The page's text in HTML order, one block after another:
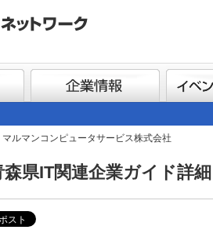
マルマンコンピュータサービス株式会社
森県IT関連企業ガイド詳細